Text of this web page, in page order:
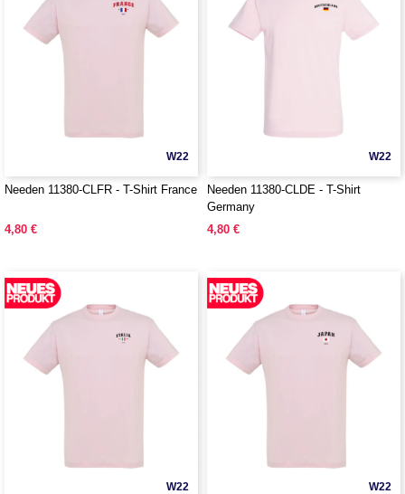
W22
Needen 11380-CLFR - T-Shirt France
4,80 €
W22
Needen 11380-CLDE - T-Shirt
Germany
4,80 €
W22 W22